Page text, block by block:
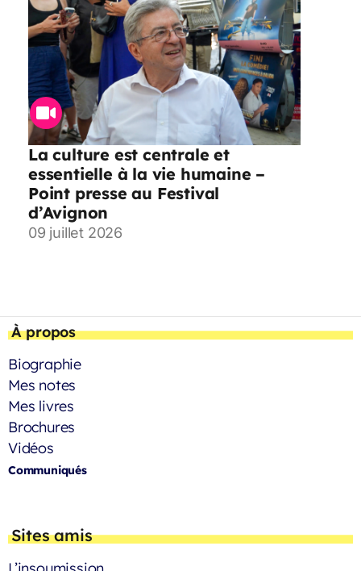
La culture est centrale et
essentielle à la vie humaine –
Point presse au Festival
d’Avignon
09 juillet 2026
À propos
Biographie
Mes notes
Mes livres
Brochures
Vidéos
Communiqués
Sites amis